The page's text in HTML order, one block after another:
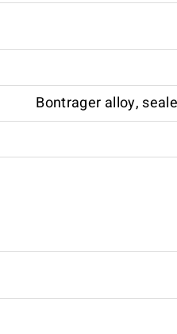
Bontrager alloy,